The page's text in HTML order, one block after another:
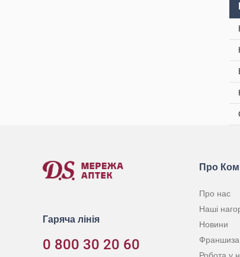
Гаряча лінія
0 800 30 20 60
Про
Про нас
Наші
Новини
Франшиза